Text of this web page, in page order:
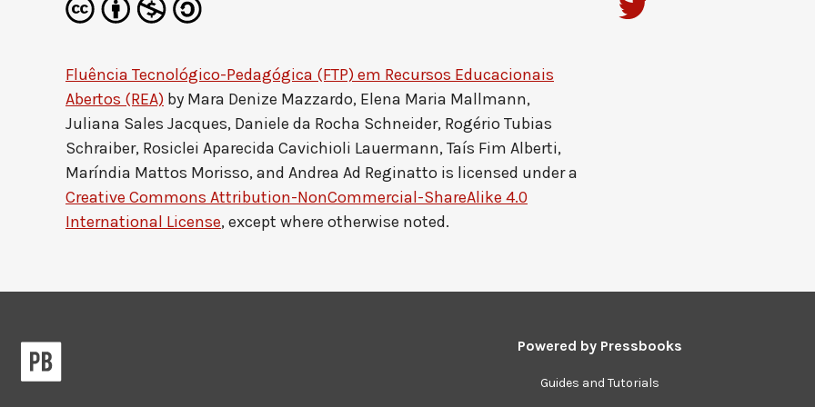
Fluência Tecnológico-Pedagógica (FTP) em Recursos Educacionais
Abertos (REA) by Mara Denize Mazzardo, Elena Maria Mallmann,
Juliana Sales Jacques, Daniele da Rocha Schneider, Rogério Tubias
Schraiber, Rosiclei Aparecida Cavichioli Lauermann, Taís Fim Alberti,
Maríndia Mattos Morisso, and Andrea Ad Reginatto is licensed under a
Creative Commons Attribution-NonCommercial-ShareAlike 4.0
International License, except where otherwise noted.
Powered by Pressbooks
Guides and Tutorials